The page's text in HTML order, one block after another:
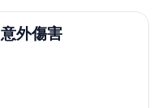
意外傷害